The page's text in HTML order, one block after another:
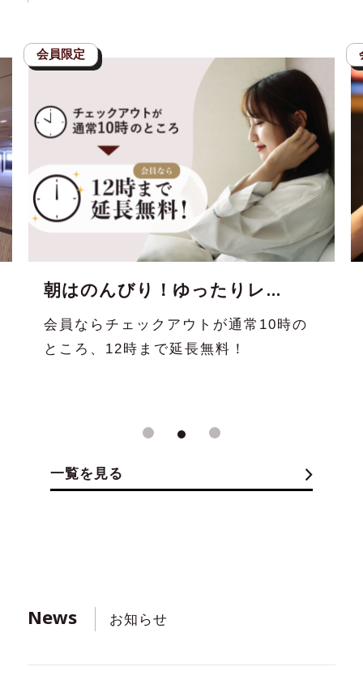
朝はのんびり！ゆったりレイトチェックアウト
会員ならチェックアウトが通常10時の
ところ、12時まで延長無料！
一覧を見る
News お知らせ